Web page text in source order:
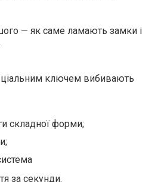
— як саме ламають замки і
ключем вибивають
складної форми;
за секунди.